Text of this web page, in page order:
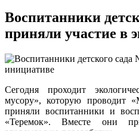
Воспитанники
приняли участие в
Сегодня проходит
мусору», которую проводит
приняли воспитанники и
«Теремок». Вместе они